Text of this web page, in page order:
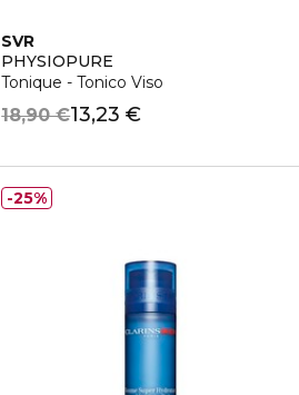
SVR
PHYSIOPURE
Tonique - Tonico Viso
13,23 €
18,90 €
25%